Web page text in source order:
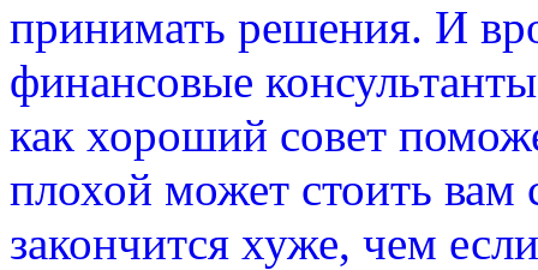
принимать решения. И
финансовые
как хороший совет
плохой может стоить вам
закончится хуже, чем